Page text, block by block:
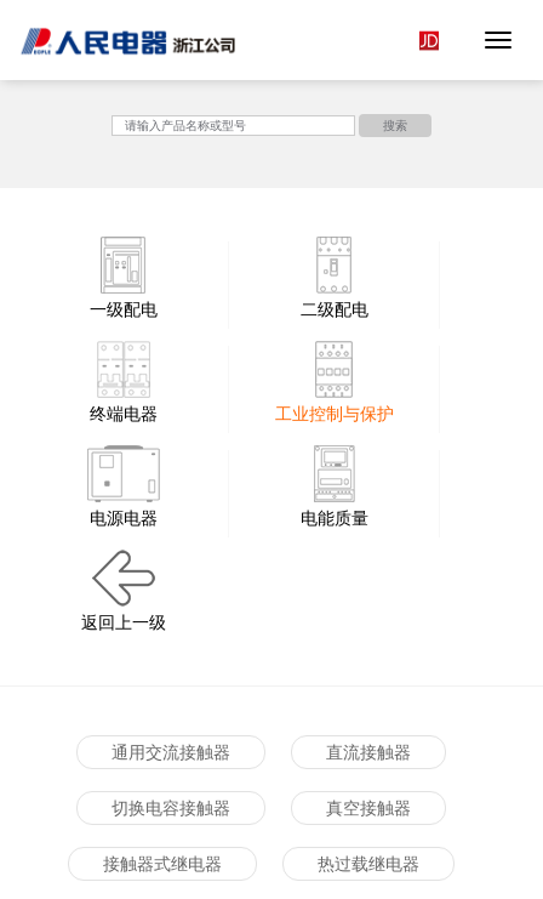
Toggle
搜索
一级配电 二级配电
终端电器 工业控制与保护
电源电器 电能质量
返回上一级
通用交流接触器 直流接触器
切换电容接触器 真空接触器
接触器式继电器 热过载继电器